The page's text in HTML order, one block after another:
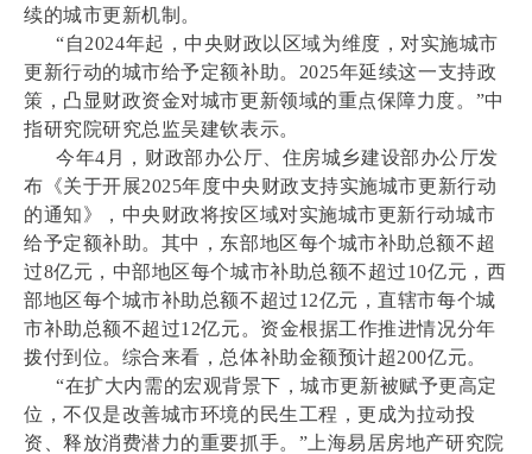
续的城市更新机制。
“自2024年起，中央财政以区域为维度，对实施城市
更新行动的城市给予定额补助。2025年延续这一支持政
策，凸显财政资金对城市更新领域的重点保障力度。”中
指研究院研究总监吴建钦表示。
今年4月，财政部办公厅、住房城乡建设部办公厅发
布《关于开展2025年度中央财政支持实施城市更新行动
的通知》，中央财政将按区域对实施城市更新行动城市
给予定额补助。其中，东部地区每个城市补助总额不超
过8亿元，中部地区每个城市补助总额不超过10亿元，西
部地区每个城市补助总额不超过12亿元，直辖市每个城
市补助总额不超过12亿元。资金根据工作推进情况分年
拨付到位。综合来看，总体补助金额预计超200亿元。
“在扩大内需的宏观背景下，城市更新被赋予更高定
位，不仅是改善城市环境的民生工程，更成为拉动投
资、释放消费潜力的重要抓手。”上海易居房地产研究院